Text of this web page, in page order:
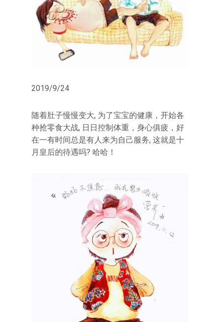
2019/9/24
随着肚子慢慢变大, 为了宝宝的健康，开始各
种抢零食大战, 日日控制体重，身心俱疲，好
在一有时间总是有人来为自己服务, 这就是十
月皇后的待遇吗? 哈哈！